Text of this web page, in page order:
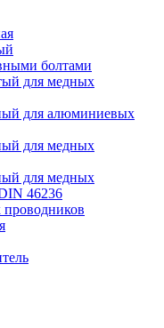
болтами
для медных
для алюминиевых
для медных
для медных
46236